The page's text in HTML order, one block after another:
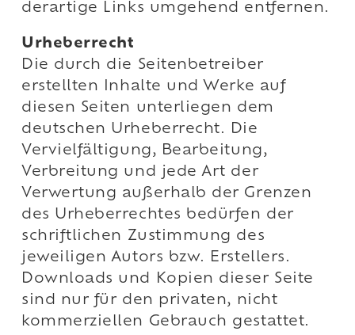
derartige Links umgehend entfernen.
Urheberrecht
Die durch die Seitenbetreiber
erstellten Inhalte und Werke auf
diesen Seiten unterliegen dem
deutschen Urheberrecht. Die
Vervielfältigung, Bearbeitung,
Verbreitung und jede Art der
Verwertung außerhalb der Grenzen
des Urheberrechtes bedürfen der
schriftlichen Zustimmung des
jeweiligen Autors bzw. Erstellers.
Downloads und Kopien dieser Seite
sind nur für den privaten, nicht
kommerziellen Gebrauch gestattet.